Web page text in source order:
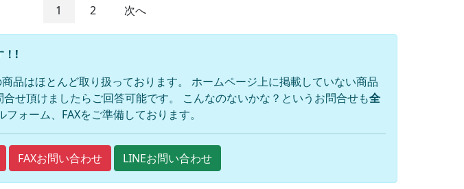
1 2 次へ
！!
品はほとんど取り扱っております。 ホームページ上に掲載していない商品
けましたらご回答可能です。 こんなのないかな？というお問合せも全
ォーム、FAXをご準備しております。
FAXお問い合わせ LINEお問い合わせ